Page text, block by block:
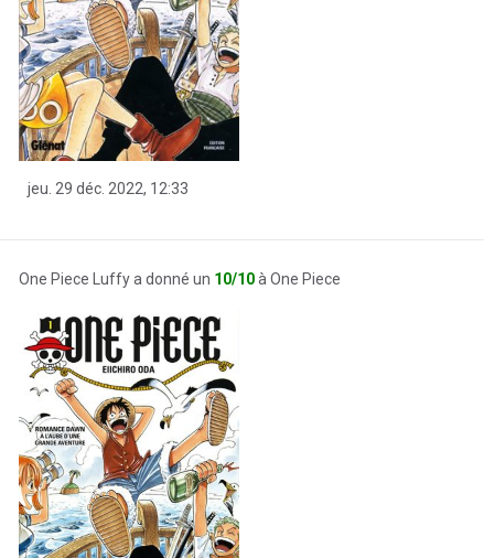
jeu. 29 déc. 2022, 12:33
One Piece Luffy a donné un 10/10à One Piece